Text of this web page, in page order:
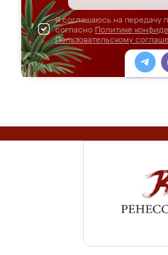
Я соглашаюсь на передачу
согласно Политике
Пользовательскому